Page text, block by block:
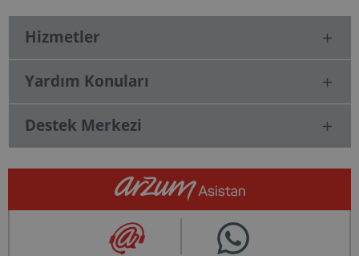
Hizmetler
Yardım Konuları
Destek Merkezi